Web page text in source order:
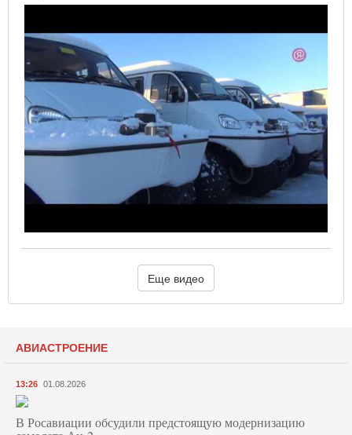
Еще видео
АВИАСТРОЕНИЕ
13:26 01.08.2026
В Росавиации обсудили предстоящую модернизацию